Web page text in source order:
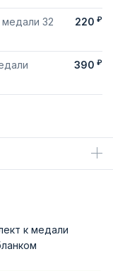
32
220 ₽
390 ₽
к медали